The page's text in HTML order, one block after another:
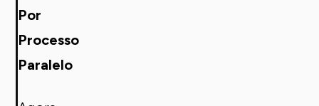
Por
Processo
Paralelo